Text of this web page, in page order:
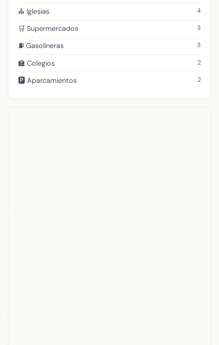
⛪ Iglesias 4
🛒 Supermercados 3
⛽ Gasolineras 3
🏫 Colegios 2
🅿️ Aparcamientos 2